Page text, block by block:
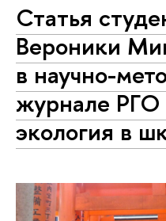
Статья
Вероники
в научно-
журнале РГО
экология в